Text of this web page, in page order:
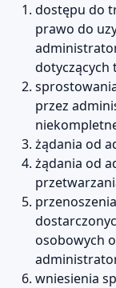
dostępu do
prawo do
dotyczących
przez
żądania od
żądania od
osobowych
wniesienia